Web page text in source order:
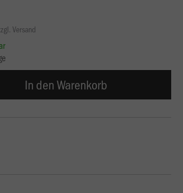
Versand
In den Warenkorb